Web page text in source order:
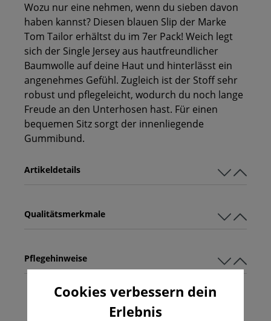
Wozu nur eine nehmen, wenn du sieben davon
haben kannst? Diesen blauen Slip der Marke
Tom Tailor erhältst du im 7er Pack! Weich legt
sich der Single Jersey aus hautfreundlicher
Baumwolle auf deine Haut und hinterlässt ein
angenehmes Gefühl. Zugleich ist der Stoff sehr
robust und pflegeleicht, wodurch du noch lange
Freude an den Unterhosen hast. Für einen
bequemen Sitz sorgt der innenliegende
Gummibund.
Qualitätsmerkmale
Artikeldetails
Pflegehinweise
Cookies verbessern dein
Erlebnis